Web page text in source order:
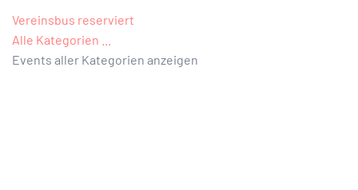
Vereinsbus reserviert
Alle Kategorien ...
Events aller Kategorien anzeigen